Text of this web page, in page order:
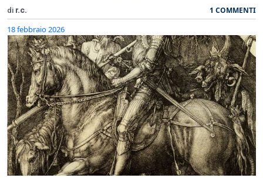
di r.c. 1 COMMENTI
18 febbraio 2026